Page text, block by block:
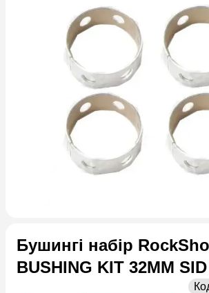
Бушингі набір
BUSHING KIT 32MM